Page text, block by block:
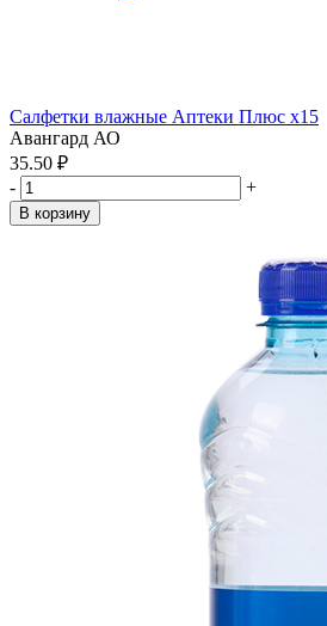
Салфетки влажные Аптеки Плюс x15
Авангард АО
35.50 ₽
-
+
В корзину